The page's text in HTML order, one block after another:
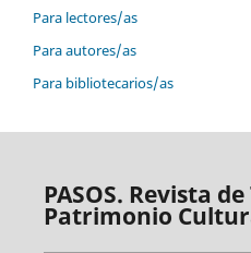
Para lectores/as
Para autores/as
Para bibliotecarios/as
PASOS. Revista
Patrimonio